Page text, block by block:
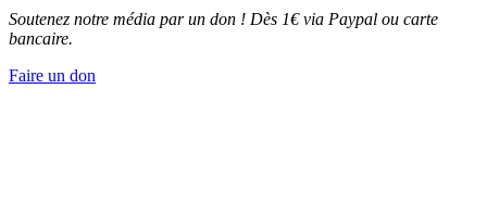
Soutenez notre média par un don ! Dès 1€ via Paypal ou carte
bancaire.
Faire un don